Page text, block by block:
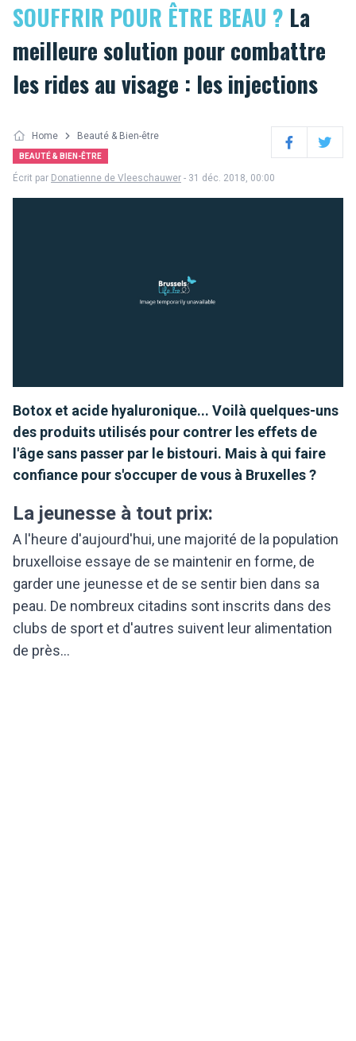
SOUFFRIR POUR ÊTRE BEAU ? La
meilleure solution pour combattre
les rides au visage : les injections
Home Beauté & Bien-être
BEAUTÉ & BIEN-ÊTRE FacebookTwitter
Écrit par Donatienne de Vleeschauwer - 31 déc. 2018, 00:00
Botox et acide hyaluronique... Voilà quelques-uns
des produits utilisés pour contrer les effets de
l'âge sans passer par le bistouri. Mais à qui faire
confiance pour s'occuper de vous à Bruxelles ?
La jeunesse à tout prix:
A l'heure d'aujourd'hui, une majorité de la population
bruxelloise essaye de se maintenir en forme, de
garder une jeunesse et de se sentir bien dans sa
peau. De nombreux citadins sont inscrits dans des
clubs de sport et d'autres suivent leur alimentation
de près...